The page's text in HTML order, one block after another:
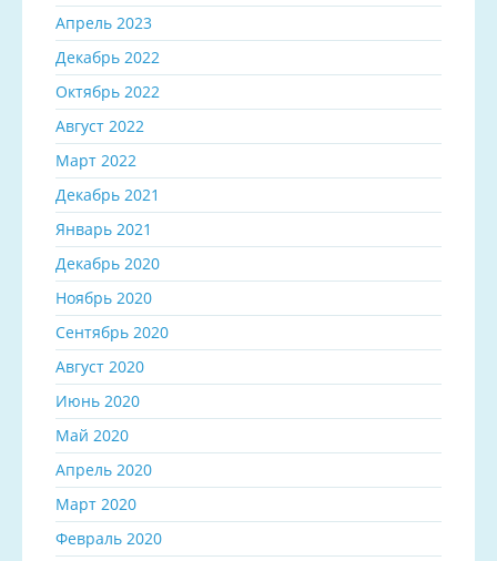
Апрель 2023
Декабрь 2022
Октябрь 2022
Август 2022
Март 2022
Декабрь 2021
Январь 2021
Декабрь 2020
Ноябрь 2020
Сентябрь 2020
Август 2020
Июнь 2020
Май 2020
Апрель 2020
Март 2020
Февраль 2020